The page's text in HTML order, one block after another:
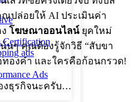
Certification
ads
Ads
ปล่อยให้ AI ประเมินค่า
โฆษณาออนไลน์ยุคใหม่
นๆ คุณต้องรู้จักวิธี “สับขา
องคำ และใครคือก้อนกรวด!
งธุรกิจนะครับ…